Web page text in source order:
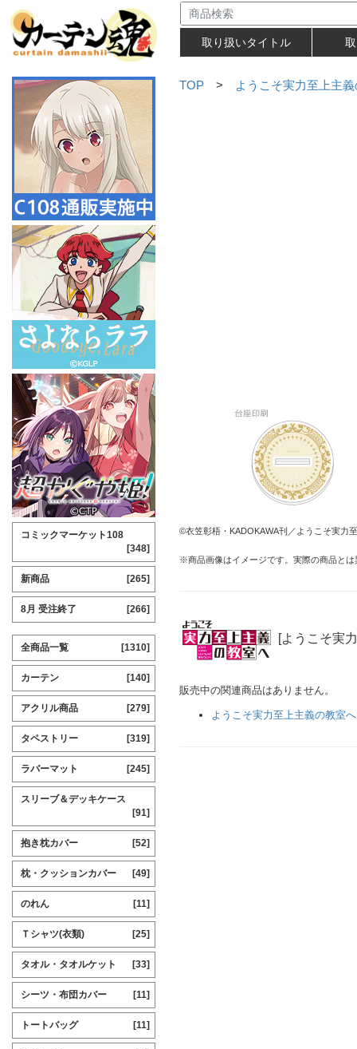
取り扱いタイトル
TOP > ようこそ実力至上主
©衣笠彰梧・KADOKAWA刊／ようこそ実力
※商品画像はイメージです。実際の商品と
[ようこそ実
販売中の関連商品はありません。
ようこそ実力至上主義の教室へ
コミックマーケット108
[348]
新商品 [265]
8月 受注終了 [266]
全商品一覧 [1310]
カーテン [140]
アクリル商品 [279]
タペストリー [319]
ラバーマット [245]
スリーブ＆デッキケース
[91]
抱き枕カバー [52]
枕・クッションカバー [49]
のれん [11]
Ｔシャツ(衣類) [25]
タオル・タオルケット [33]
シーツ・布団カバー [11]
トートバッグ [11]